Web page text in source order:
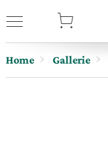
Home Gallerie